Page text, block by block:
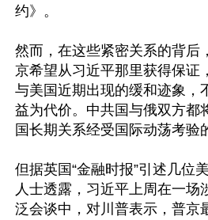
约》。
然而，在这些紧密关系的背后
京希望从习近平那里获得保证
与美国近期出现的缓和迹象，
益为代价。中共国与俄双方都
国长期关系经受国际动荡考验
但据英国“金融时报”引述几位
人士透露，习近平上周在一场
泛会谈中，对川普表示，普京